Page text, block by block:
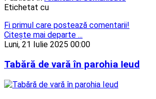
Etichetat cu
Fi primul care postează comentarii!
Citeşte mai departe ...
Luni, 21 Iulie 2025 00:00
Tabără de vară în parohia Ieud